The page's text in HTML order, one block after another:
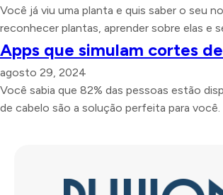
Você já viu uma planta e quis saber o seu
reconhecer plantas, aprender sobre elas e
Apps que simulam cortes
agosto 29, 2024
Você sabia que 82% das pessoas estão
de cabelo são a solução perfeita para